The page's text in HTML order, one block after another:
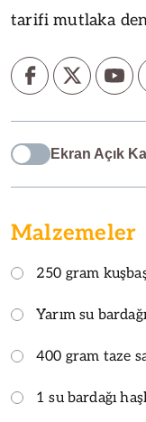
tarifi mutlaka
Ekran Açık
Malzemeler
250 gram
Yarım su
400 gram taze
1 su bardağı